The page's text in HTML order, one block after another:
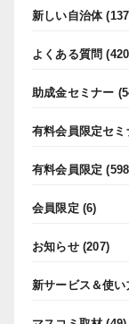
新しい自治体
よくある質問
助成金セミナー
有料会員限定セミ
有料会員限定
会員限定 (6)
お知らせ(207)
新サービス＆使い